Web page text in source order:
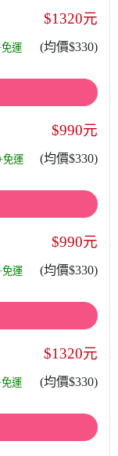
運
$1320元
(均價$330)
免運
$990元
(均價$330)
免運
$990元
(均價$330)
運
$1320元
(均價$330)